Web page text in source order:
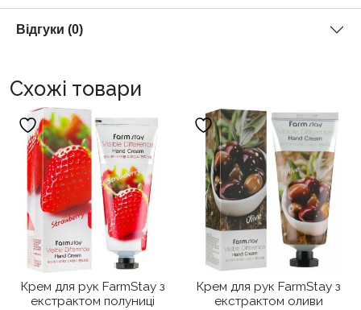
Відгуки (0)
Схожі товари
Крем для рук FarmStay з
екстрактом полуниці
Крем для рук FarmStay з
екстрактом оливи